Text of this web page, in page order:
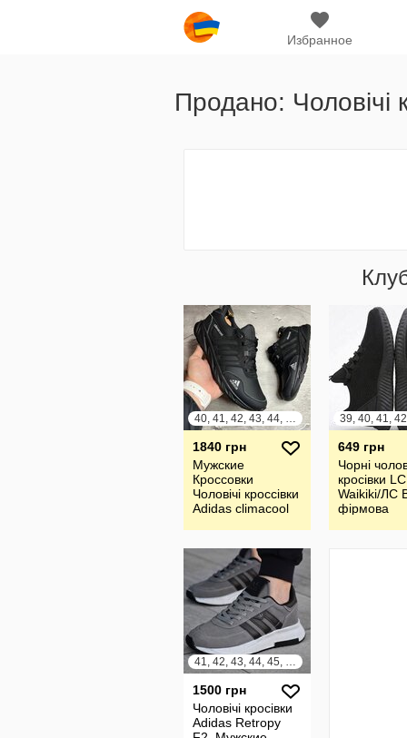
Избранное
Продано: Чоловічі
40, 41, 42, 43, 44, 45
1840 грн
Мужские
Кроссовки
Чоловічі кроссівки
Adidas climacool
649 грн
Чорні
кросівки LC
Waikiki/ЛС
фірмова
41, 42, 43, 44, 45, 46
1500 грн
Чоловічі кросівки
Adidas Retropy